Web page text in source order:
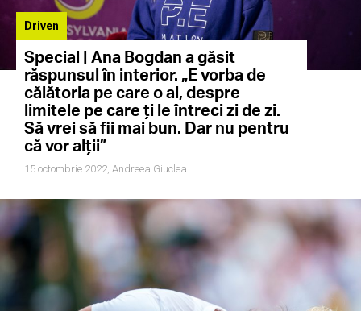
Driven
Special | Ana Bogdan a găsit
răspunsul în interior. „E vorba de
călătoria pe care o ai, despre
limitele pe care ți le întreci zi de zi.
Să vrei să fii mai bun. Dar nu pentru
că vor alții”
15 octombrie 2022, Andreea Giuclea